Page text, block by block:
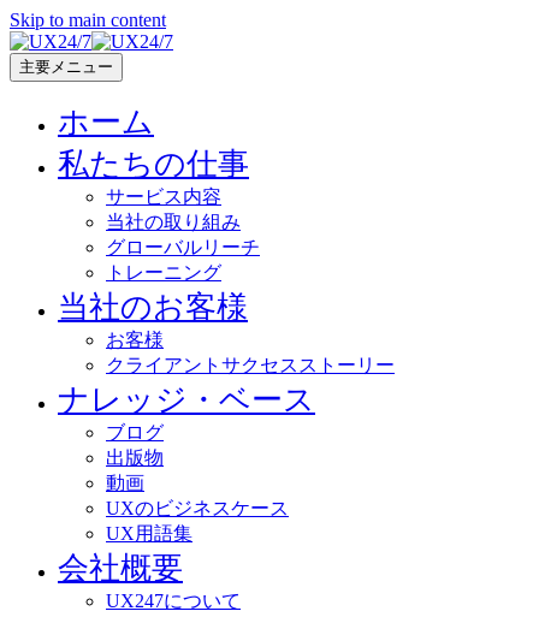
Skip to main content
主要メニュー
ホーム
私たちの仕事
サービス内容
当社の取り組み
グローバルリーチ
トレーニング
当社のお客様
お客様
クライアントサクセスストーリー
ナレッジ・ベース
ブログ
出版物
動画
UXのビジネスケース
UX用語集
会社概要
UX247について